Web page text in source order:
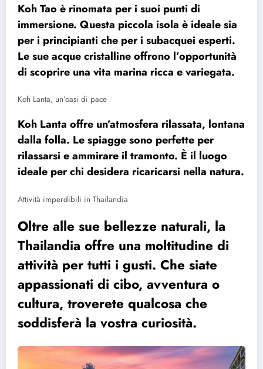
Koh Tao è rinomata per i suoi punti di
immersione. Questa piccola isola è ideale sia
per i principianti che per i subacquei esperti.
Le sue acque cristalline offrono l’opportunità
di scoprire una vita marina ricca e variegata.
Koh Lanta, un’oasi di pace
Koh Lanta offre un’atmosfera rilassata, lontana
dalla folla. Le spiagge sono perfette per
rilassarsi e ammirare il tramonto. È il luogo
ideale per chi desidera ricaricarsi nella natura.
Attività imperdibili in Thailandia
Oltre alle sue bellezze naturali, la
Thailandia offre una moltitudine di
attività per tutti i gusti. Che siate
appassionati di cibo, avventura o
cultura, troverete qualcosa che
soddisferà la vostra curiosità.